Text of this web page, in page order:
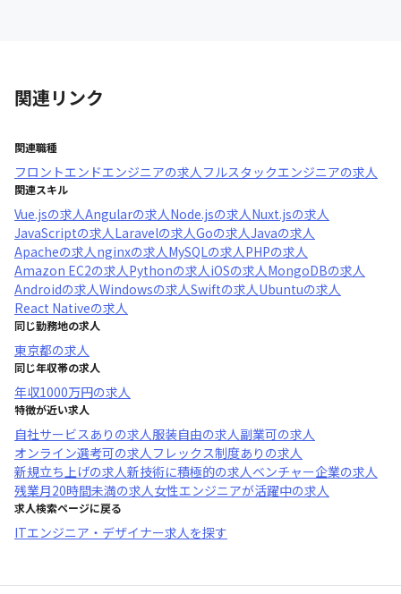
関連リンク
関連職種
フロントエンドエンジニアの求人フルスタックエンジニアの求人
関連スキル
Vue.jsの求人Angularの求人Node.jsの求人Nuxt.jsの求人
JavaScriptの求人Laravelの求人Goの求人Javaの求人
Apacheの求人nginxの求人MySQLの求人PHPの求人
Amazon EC2の求人Pythonの求人iOSの求人MongoDBの求人
Androidの求人Windowsの求人Swiftの求人Ubuntuの求人
React Nativeの求人
同じ勤務地の求人
東京都の求人
同じ年収帯の求人
年収1000万円の求人
特徴が近い求人
自社サービスあり の求人服装自由の求人副業可の求人
オンライン選考可の求人フレックス制度あり の求人
新規立ち上げの求人新技術に積極的の求人ベンチャー企業の求人
残業月20時間未満の求人女性エンジニアが活躍中の求人
求人検索ページに戻る
ITエンジニア・デザイナー求人を探す